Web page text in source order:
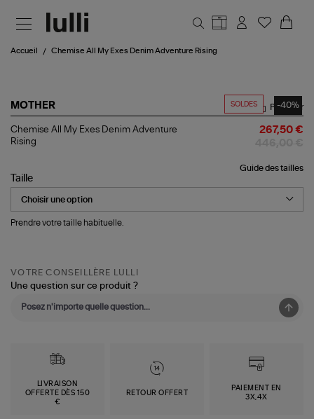
Accueil Chemise All My Exes Denim Adventure Rising
SOLDES -40%
MOTHER
Chemise
All
Denim
Adventure
Rising
Partager
Chemise All My Exes Denim Adventure
Rising
267,50 €
Guide des tailles
Taille
Prendre votre taille habituelle.
VOTRE CONSEILLÈRE LULLI
Une question sur ce produit ?
LIVRAISON
OFFERTE DÈS 150
€
RETOUR OFFERT
PAIEMENT EN
3X,4X